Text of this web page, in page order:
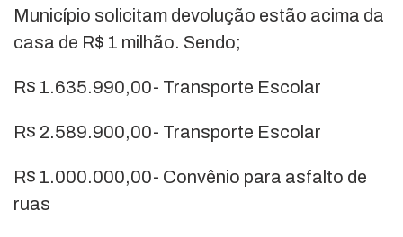
Município solicitam devolução estão acima da
casa de R$ 1 milhão. Sendo;
R$ 1.635.990,00- Transporte Escolar
R$ 2.589.900,00- Transporte Escolar
R$ 1.000.000,00- Convênio para asfalto de
ruas